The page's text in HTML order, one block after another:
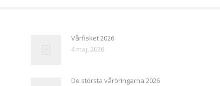
Vårfisket 2026
4 maj, 2026
De största våröringarna 2026